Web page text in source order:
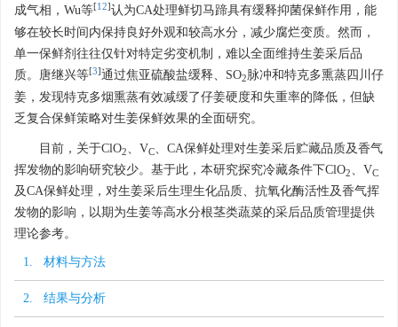
成气相，Wu等[12]认为CA处理鲜切马蹄具有缓释抑菌保鲜作用，能
够在较长时间内保持良好外观和较高水分，减少腐烂变质。然而，
单一保鲜剂往往仅针对特定劣变机制，难以全面维持生姜采后品
质。唐继兴等[3]通过焦亚硫酸盐缓释、SO2脉冲和特克多熏蒸四川仔
姜，发现特克多烟熏蒸有效减缓了仔姜硬度和失重率的降低，但缺
乏复合保鲜策略对生姜保鲜效果的全面研究。
目前，关于ClO2、VC、CA保鲜处理对生姜采后贮藏品质及香气
挥发物的影响研究较少。基于此，本研究探究冷藏条件下ClO2、VC
及CA保鲜处理，对生姜采后生理生化品质、抗氧化酶活性及香气挥
发物的影响，以期为生姜等高水分根茎类蔬菜的采后品质管理提供
理论参考。
1. 材料与方法
2. 结果与分析